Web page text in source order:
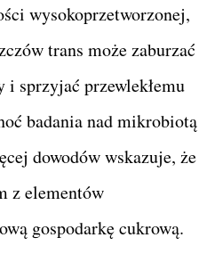
wysokoprzetworzonej,
trans może zaburzać
sprzyjać przewlekłemu
badania nad mikrobiotą
dowodów wskazuje, że
z elementów
gospodarkę cukrową.